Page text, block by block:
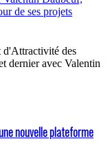
des
dernier avec Valentin
nouvelle plateforme